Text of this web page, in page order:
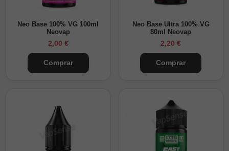
Neo Base 100% VG 100ml
Neovap
2,00 €
Comprar
Neo Base Ultra 100% VG
80ml Neovap
2,20 €
Comprar